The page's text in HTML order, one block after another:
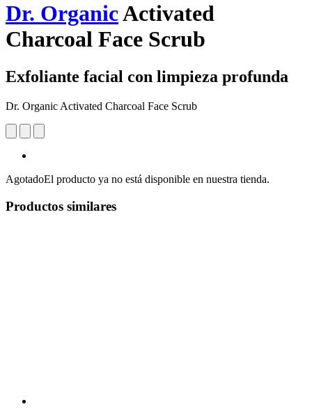
Dr. OrganicActivated
Charcoal Face Scrub
Exfoliante facial con limpieza profunda
Dr. Organic Activated Charcoal Face Scrub
AgotadoEl producto ya no está disponible en nuestra tienda.
Productos similares